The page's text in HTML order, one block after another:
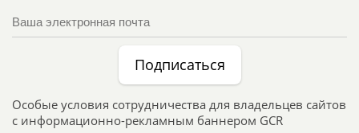
Подписаться
Особые условия сотрудничества для владельцев сайтов
с информационно-рекламным баннером GCR